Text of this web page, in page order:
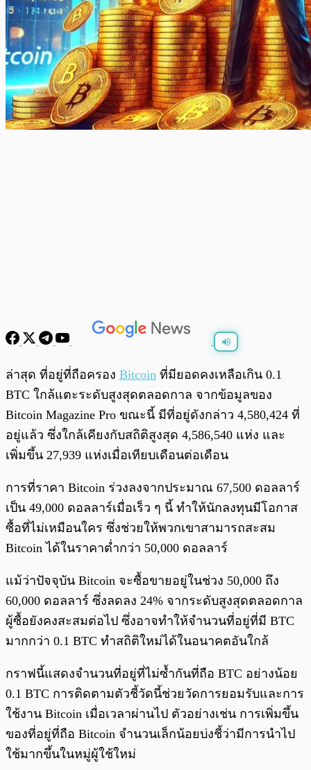
พร้อมเล่น 0:00/
ล่าสุด ที่อยู่ที่ถือครอง Bitcoin ที่มียอดคงเหลือเกิน 0.1
BTC ใกล้แตะระดับสูงสุดตลอดกาล จากข้อมูลของ
Bitcoin Magazine Pro ขณะนี้ มีที่อยู่ดังกล่าว 4,580,424 ที่
อยู่แล้ว ซึ่งใกล้เคียงกับสถิติสูงสุด 4,586,540 แห่ง และ
เพิ่มขึ้น 27,939 แห่งเมื่อเทียบเดือนต่อเดือน
การที่ราคา Bitcoin ร่วงลงจากประมาณ 67,500 ดอลลาร์
เป็น 49,000 ดอลลาร์เมื่อเร็ว ๆ นี้ ทำให้นักลงทุนมีโอกาส
ซื้อที่ไม่เหมือนใคร ซึ่งช่วยให้พวกเขาสามารถสะสม
Bitcoin ได้ในราคาต่ำกว่า 50,000 ดอลลาร์
แม้ว่าปัจจุบัน Bitcoin จะซื้อขายอยู่ในช่วง 50,000 ถึง
60,000 ดอลลาร์ ซึ่งลดลง 24% จากระดับสูงสุดตลอดกาล
ผู้ซื้อยังคงสะสมต่อไป ซึ่งอาจทำให้จำนวนที่อยู่ที่มี BTC
มากกว่า 0.1 BTC ทำสถิติใหม่ได้ในอนาคตอันใกล้
กราฟนี้แสดงจำนวนที่อยู่ที่ไม่ซ้ำกันที่ถือ BTC อย่างน้อย
0.1 BTC การติดตามตัวชี้วัดนี้ช่วยวัดการยอมรับและการ
ใช้งาน Bitcoin เมื่อเวลาผ่านไป ตัวอย่างเช่น การเพิ่มขึ้น
ของที่อยู่ที่ถือ Bitcoin จำนวนเล็กน้อยบ่งชี้ว่ามีการนำไป
ใช้มากขึ้นในหมู่ผู้ใช้ใหม่